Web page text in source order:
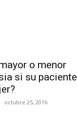
o menor
si su paciente
- octubre 25, 2016